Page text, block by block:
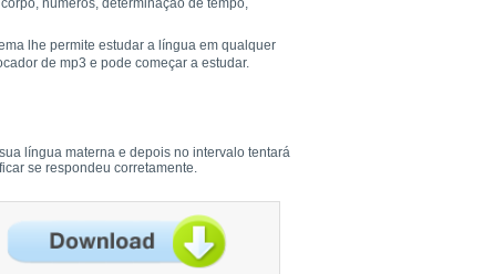
números, determinação de tempo,
lhe permite estudar a língua em qualquer
de mp3 e pode começar a estudar.
língua materna e depois no intervalo tentará
se respondeu corretamente.